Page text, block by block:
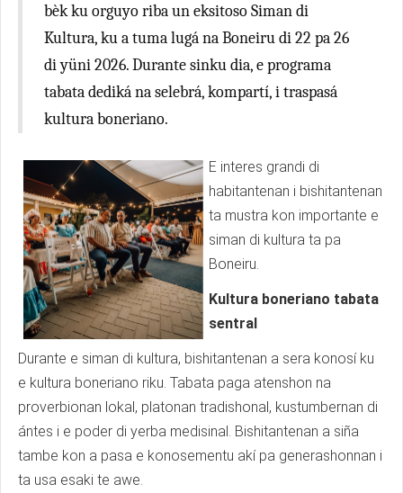
bèk ku orguyo riba un eksitoso Siman di
Kultura, ku a tuma lugá na Boneiru di 22 pa 26
di yüni 2026. Durante sinku dia, e programa
tabata dediká na selebrá, kompartí, i traspasá
kultura boneriano.
E interes grandi di
habitantenan i bishitantenan
ta mustra kon importante e
siman di kultura ta pa
Boneiru.
Kultura boneriano tabata
sentral
Durante e siman di kultura, bishitantenan a sera konosí ku
e kultura boneriano riku. Tabata paga atenshon na
proverbionan lokal, platonan tradishonal, kustumbernan di
ántes i e poder di yerba medisinal. Bishitantenan a siña
tambe kon a pasa e konosementu akí pa generashonnan i
ta usa esaki te awe.